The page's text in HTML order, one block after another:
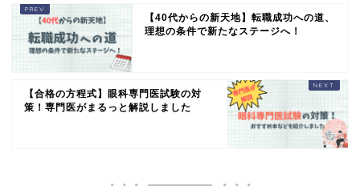
【40代からの新天地】転職成功への道、
理想の条件で新たなステージへ！
【合格の方程式】眼科専門医試験の対
策！専門医がまるっと解説しました